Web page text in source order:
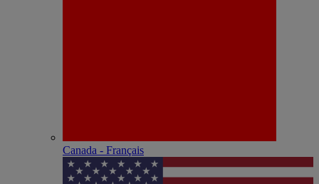
Canada - Français